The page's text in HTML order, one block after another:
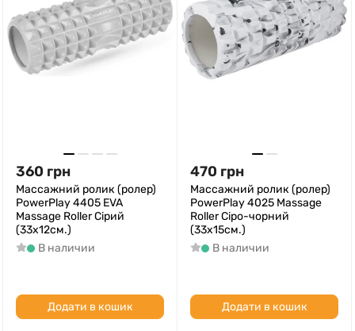
360 грн
Массажний ролик (ролер)
PowerPlay 4405 EVA
Massage Roller Сірий
(33x12см.)
В наличии
Додати в кошик
470 грн
Массажний ролик (ролер)
PowerPlay 4025 Massage
Roller Сіро-чорний
(33x15см.)
В наличии
Додати в кошик